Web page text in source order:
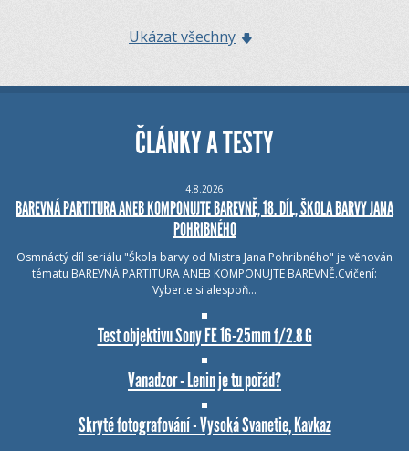
Ukázat všechny
ČLÁNKY A TESTY
4.8.2026
BAREVNÁ PARTITURA ANEB KOMPONUJTE BAREVNĚ, 18. DÍL, ŠKOLA BARVY JANA
POHRIBNÉHO
Osmnáctý díl seriálu "Škola barvy od Mistra Jana Pohribného" je věnován
tématu BAREVNÁ PARTITURA ANEB KOMPONUJTE BAREVNĚ.Cvičení:
Vyberte si alespoň…
Test objektivu Sony FE 16-25mm f/2.8 G
Vanadzor - Lenin je tu pořád?
Skryté fotografování - Vysoká Svanetie, Kavkaz